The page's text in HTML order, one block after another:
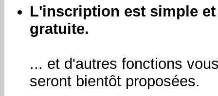
L'inscription est simple et
gratuite.
... et d'autres fonctions
seront bientôt proposées.